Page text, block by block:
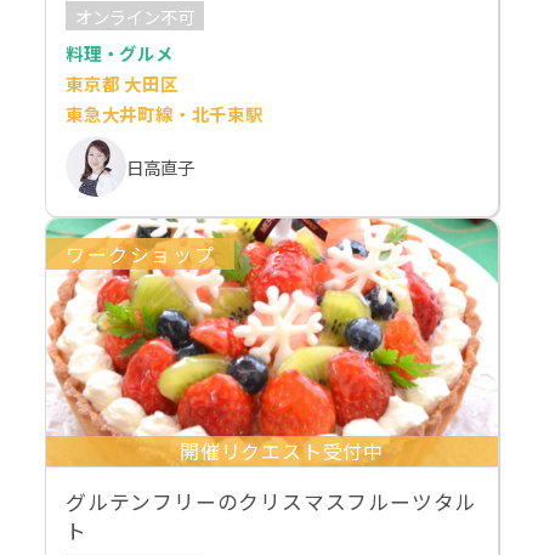
オンライン不可
料理・グルメ
東京都 大田区
東急大井町線・北千束駅
日高直子
ワークショップ
開催リクエスト受付中
グルテンフリーのクリスマスフルーツタル
ト